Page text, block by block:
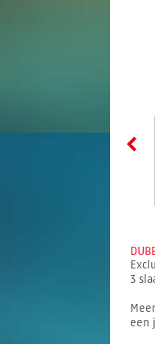
3
een